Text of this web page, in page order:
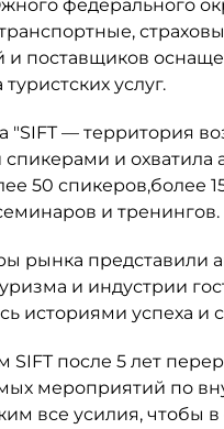
федерального
и поставщиков
услуг.
"SIFT — территория
и охватила
50 спикеров,более
и тренингов.
рынка представили
и индустрии
историями успеха
SIFT после 5 лет
мероприятий по
все усилия, чтобы